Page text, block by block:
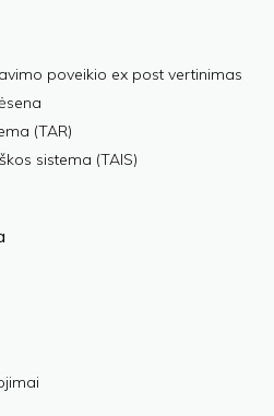
poveikio ex post vertinimas
(TAR)
sistema (TAIS)